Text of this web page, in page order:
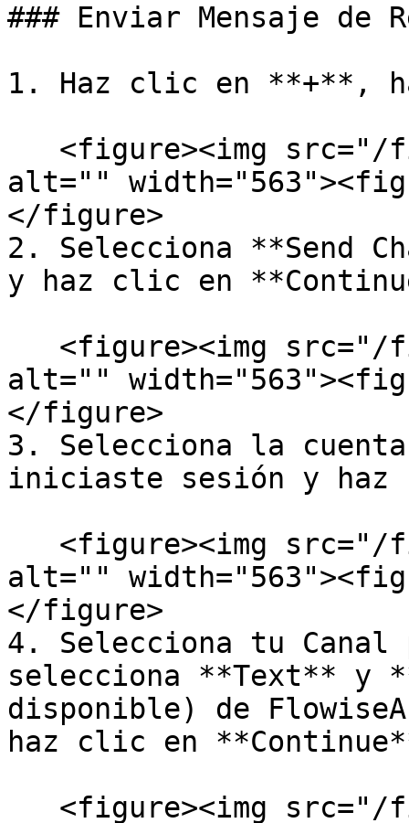
### Enviar Mensaje de
1. Haz clic en **+**,
alt=""
</figure>
2. Selecciona **Send
y haz clic en
alt=""
</figure>
3. Selecciona la
iniciaste sesión y haz
alt=""
</figure>
4. Selecciona tu
selecciona **Text** y
disponible) de
haz clic en